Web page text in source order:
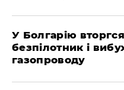
У Болгарію
безпілотник і
газопроводу